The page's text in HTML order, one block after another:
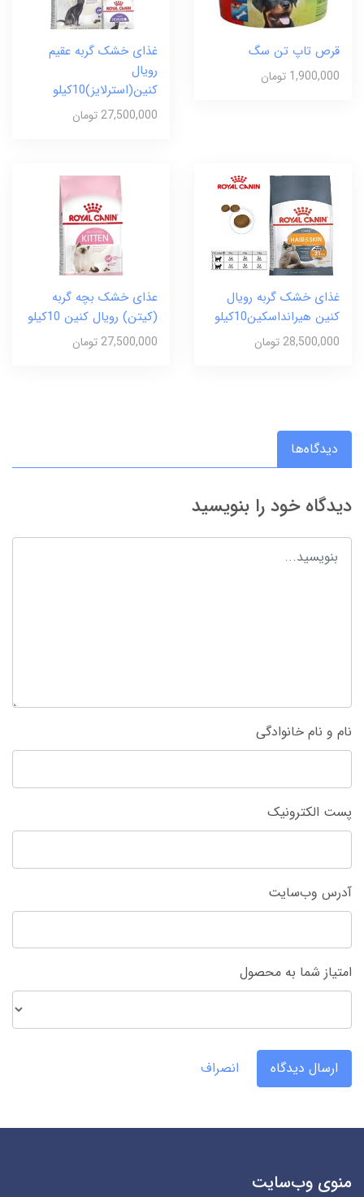
قرص تاپ تن سگ
1,900,000 تومان
غذای خشک گربه عقیم
رویال
کنین(استرلایز)10کیلو
27,500,000 تومان
غذای خشک گربه رویال
کنین هیرانداسکین10کیلو
28,500,000 تومان
عذای خشک بچه گربه
(کیتن) رویال کنین 10کیلو
27,500,000 تومان
دیدگاه‌ها
دیدگاه خود را بنویسید
نام و نام خانوادگی
پست الکترونیک
آدرس وب‌سایت
امتیاز شما به محصول
ارسال دیدگاه انصراف
منوی وب‌سایت